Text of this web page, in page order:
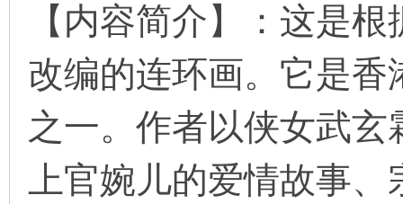
【内容简介】：这是
改编的连环画。它是
之一。作者以侠女武
上官婉儿的爱情故事